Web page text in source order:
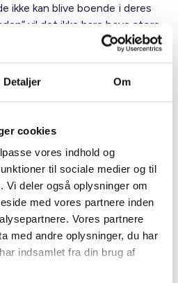
Detaljer Om
cookies
vores indhold og
til sociale medier og til
Vi deler også oplysninger om
med vores partnere inden
Vores partnere
med andre oplysninger, du har
indsamlet fra din brug af
ikke kan blive boende i deres
vil det ikke bare have store
det vil også have store
en ekstraudgift for en
at antallet af udsættelser er
år, og tendensen er stigende.
vi som samfund ikkemåsidde
opfordring være, at vi fortsat har
at sikre en ekstra målrettet
grupper, som lige nu står i en
som meget vel kan ende med, at
hjem.